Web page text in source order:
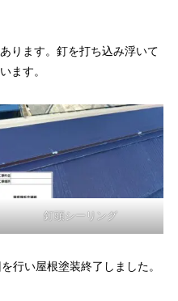
ります。釘を打ち込み浮いて
ます。
釘頭シーリング
行い屋根塗装終了しました。